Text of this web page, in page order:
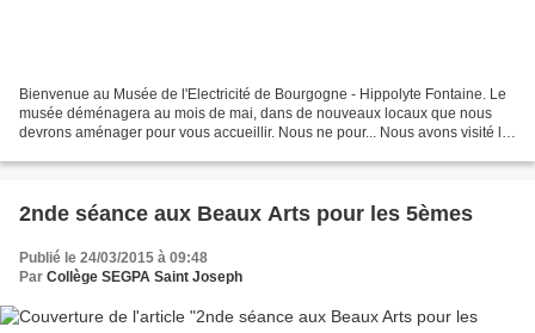
Bienvenue au Musée de l'Electricité de Bourgogne - Hippolyte Fontaine. Le
musée déménagera au mois de mai, dans de nouveaux locaux que nous
devrons aménager pour vous accueillir. Nous ne pour... Nous avons visité le
2nde séance aux Beaux Arts pour les 5èmes
Publié le 24/03/2015 à 09:48
Par Collège SEGPA Saint Joseph